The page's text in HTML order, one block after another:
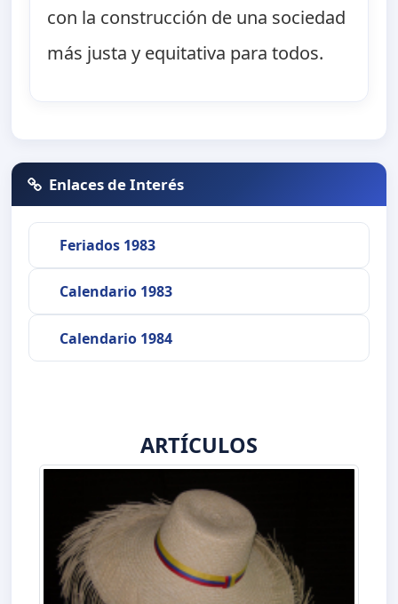
con la construcción de una sociedad
más justa y equitativa para todos.
Enlaces de Interés
Feriados 1983
Calendario 1983
Calendario 1984
ARTÍCULOS